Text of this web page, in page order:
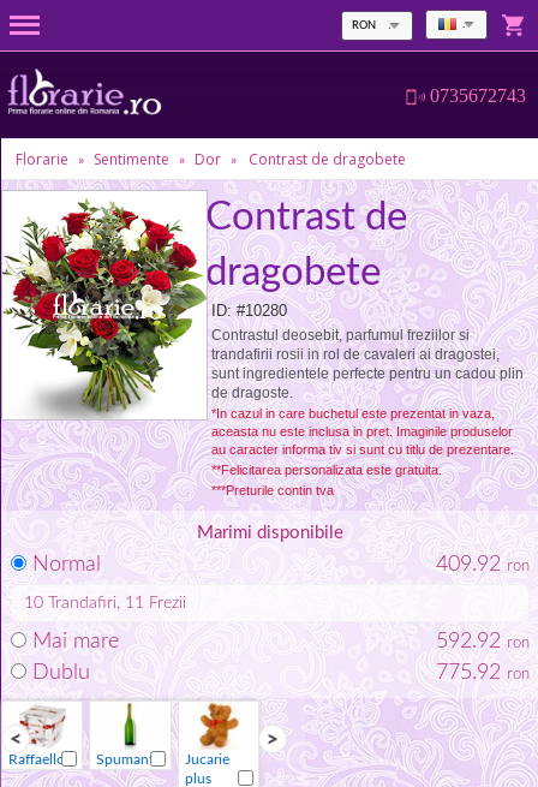
RON
0735672743
Florarie » Sentimente » Dor » Contrast de dragobete
Contrast de
dragobete
ID: #10280
Contrastul deosebit, parfumul freziilor si
trandafirii rosii in rol de cavaleri ai dragostei,
sunt ingredientele perfecte pentru un cadou plin
de dragoste.
*In cazul in care buchetul este prezentat in vaza,
aceasta nu este inclusa in pret. Imaginile produselor
au caracter informa tiv si sunt cu titlu de prezentare.
**Felicitarea personalizata este gratuita.
***Preturile contin tva
Marimi disponibile
Normal 409.92 ron
10 Trandafiri, 11 Frezii
Mai mare 592.92 ron
Dublu 775.92 ron
Raffaello Spumant
Jucarie
plus
Vaza Raffaello Spumant